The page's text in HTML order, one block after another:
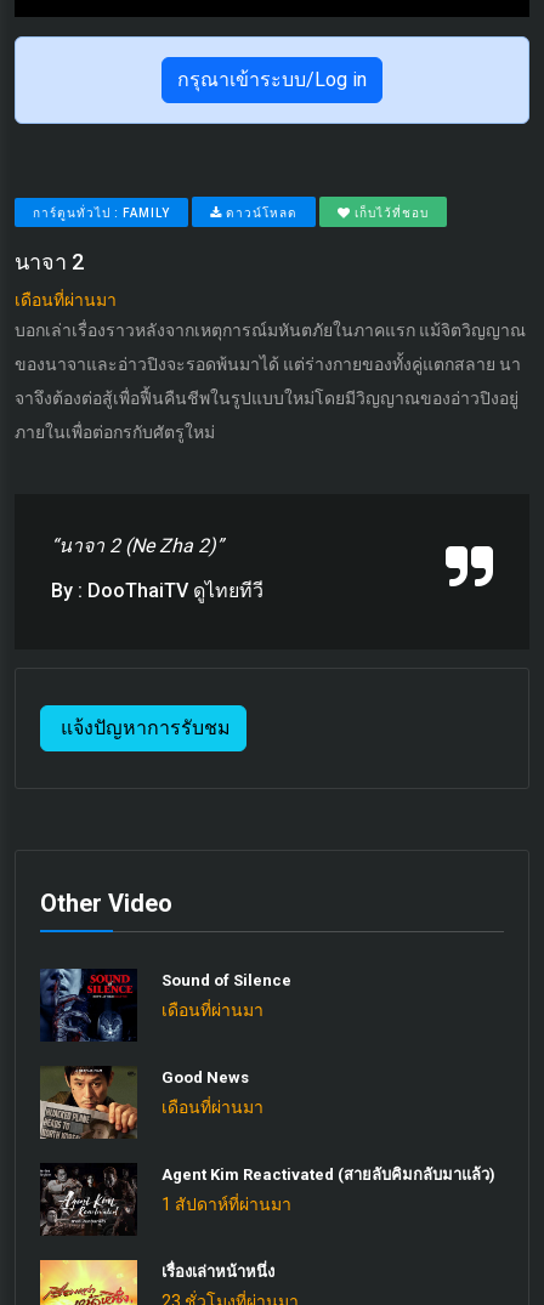
กรุณาเข้าระบบ/Log in
การ์ตูนทั่วไป : FAMILY ดาวน์โหลด เก็บไว้ที่ชอบ
นาจา 2
เดือนที่ผ่านมา
บอกเล่าเรื่องราวหลังจากเหตุการณ์มหันตภัยในภาคแรก แม้จิตวิญญาณ
ของนาจาและอ่าวปิงจะรอดพ้นมาได้ แต่ร่างกายของทั้งคู่แตกสลาย นา
จาจึงต้องต่อสู้เพื่อฟื้นคืนชีพในรูปแบบใหม่โดยมีวิญญาณของอ่าวปิงอยู่
ภายในเพื่อต่อกรกับศัตรูใหม่
“นาจา 2 (Ne Zha 2)”
By : DooThaiTV ดูไทยทีวี
แจ้งปัญหาการรับชม
Other Video
Sound of Silence
เดือนที่ผ่านมา
Good News
เดือนที่ผ่านมา
Agent Kim Reactivated (สายลับคิมกลับมาแล้ว)​
1 สัปดาห์ที่ผ่านมา
เรื่องเล่าหน้าหนึ่ง